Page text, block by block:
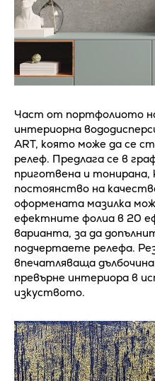
Част от портфолиото
интериорна
ART, която може да се
релеф. Предлага се в
приготвена и
постоянство на
оформената мазилка
ефектните фолиа в 20
варианта, за да
подчертаете релефа.
впечатляваща
превърне интериора в
изкуството.